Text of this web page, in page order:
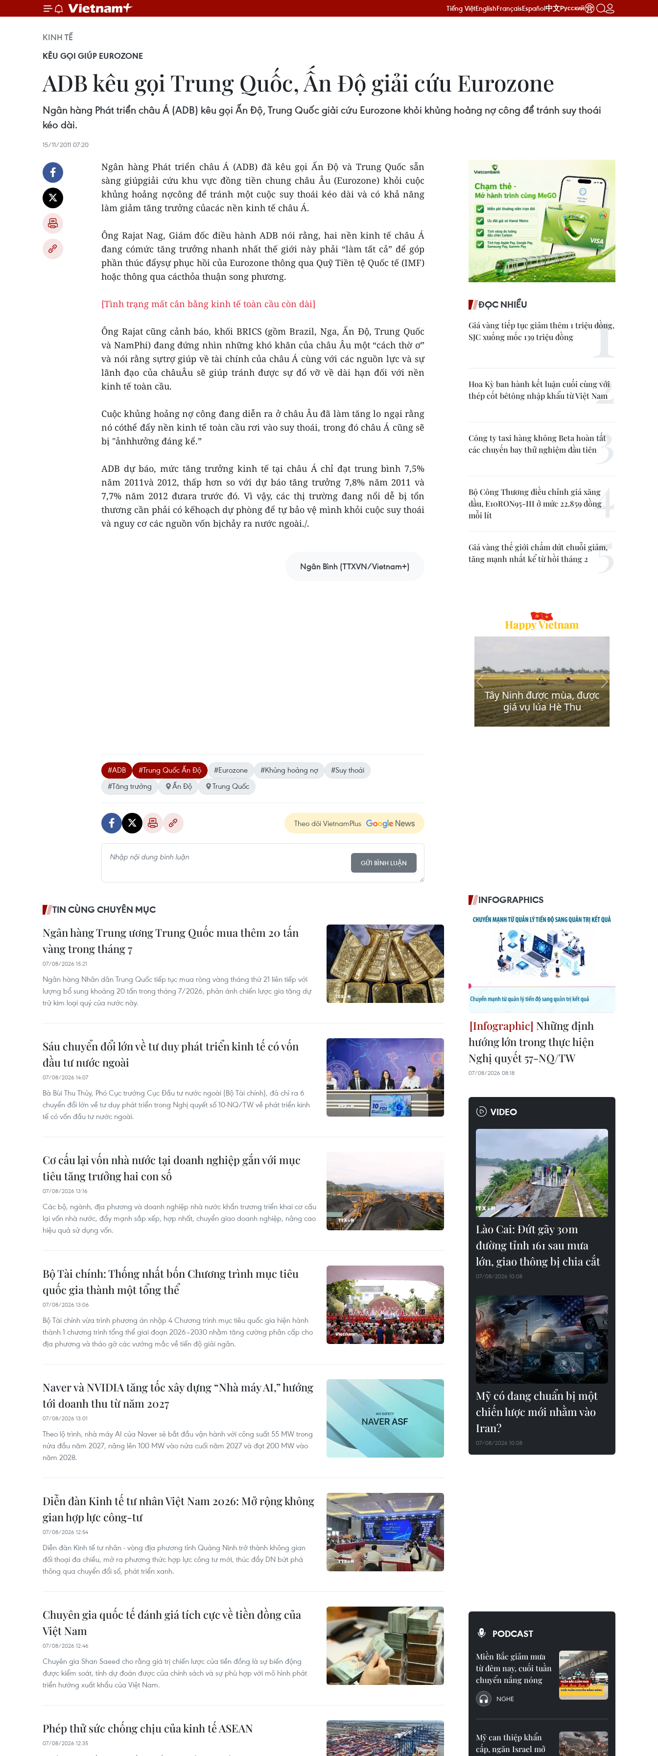
Tiếng ViệtEnglishFrançaisEspañol中文Русский
KINH TẾ
KÊU GỌI GIÚP EUROZONE
ADB kêu gọi Trung Quốc, Ấn Độ giải cứu Eurozone
Ngân hàng Phát triển châu Á (ADB) kêu gọi Ấn Độ, Trung Quốc giải cứu Eurozone khỏi khủng hoảng nợ công để tránh suy thoái
kéo dài.
15/11/2011 07:20
Ngân hàng Phát triển châu Á (ADB) đã kêu gọi Ấn Độ và Trung Quốc sẵn
sàng giúpgiải cứu khu vực đồng tiền chung châu Âu (Eurozone) khỏi cuộc
khủng hoảng nợcông để tránh một cuộc suy thoái kéo dài và có khả năng
làm giảm tăng trưởng củacác nền kinh tế châu Á.
Ông Rajat Nag, Giám đốc điều hành ADB nói rằng, hai nền kinh tế châu Á
đang cómức tăng trưởng nhanh nhất thế giới này phải “làm tất cả” để góp
phần thúc đẩysự phục hồi của Eurozone thông qua Quỹ Tiền tệ Quốc tế (IMF)
hoặc thông qua cácthỏa thuận song phương.
[Tình trạng mất cân bằng kinh tế toàn cầu còn dài]
Ông Rajat cũng cảnh báo, khối BRICS (gồm Brazil, Nga, Ấn Độ, Trung Quốc
và NamPhi) đang đứng nhìn những khó khăn của châu Âu một “cách thờ ơ”
và nói rằng sựtrợ giúp về tài chính của châu Á cùng với các nguồn lực và sự
lãnh đạo của châuÂu sẽ giúp tránh được sự đổ vỡ về dài hạn đối với nền
kinh tế toàn cầu.
Cuộc khủng hoảng nợ công đang diễn ra ở châu Âu đã làm tăng lo ngại rằng
nó cóthể đẩy nền kinh tế toàn cầu rơi vào suy thoái, trong đó châu Á cũng sẽ
bị "ảnhhưởng đáng kể.”
ADB dự báo, mức tăng trưởng kinh tế tại châu Á chỉ đạt trung bình 7,5%
năm 2011và 2012, thấp hơn so với dự báo tăng trưởng 7,8% năm 2011 và
7,7% năm 2012 đưara trước đó. Vì vậy, các thị trường đang nổi dễ bị tổn
thương cần phải có kếhoạch dự phòng để tự bảo vệ mình khỏi cuộc suy thoái
và nguy cơ các nguồn vốn bịchảy ra nước ngoài./.
Ngân Bình (TTXVN/Vietnam+)
#ADB #Trung Quốc Ấn Độ #Eurozone #Khủng hoảng nợ
#Suy thoái
#Tăng trưởng
Ấn Độ Trung Quốc
Theo dõi VietnamPlus
GỬI BÌNH LUẬN
TIN CÙNG CHUYÊN MỤC
Ngân hàng Trung ương Trung Quốc mua thêm 20 tấn
vàng trong tháng 7
07/08/2026 15:21
Ngân hàng Nhân dân Trung Quốc tiếp tục mua ròng vàng tháng thứ 21 liên tiếp với
lượng bổ sung khoảng 20 tấn trong tháng 7/2026, phản ánh chiến lược gia tăng dự
trữ kim loại quý của nước này.
Sáu chuyển đổi lớn về tư duy phát triển kinh tế có vốn
đầu tư nước ngoài
07/08/2026 14:07
Bà Bùi Thu Thủy, Phó Cục trưởng Cục Đầu tư nước ngoài (Bộ Tài chính), đã chỉ ra 6
chuyển đổi lớn về tư duy phát triển trong Nghị quyết số 10-NQ/TW về phát triển kinh
tế có vốn đầu tư nước ngoài.
Cơ cấu lại vốn nhà nước tại doanh nghiệp gắn với mục
tiêu tăng trưởng hai con số
07/08/2026 13:16
Các bộ, ngành, địa phương và doanh nghiệp nhà nước khẩn trương triển khai cơ cấu
lại vốn nhà nước, đẩy mạnh sắp xếp, hợp nhất, chuyển giao doanh nghiệp, nâng cao
hiệu quả sử dụng vốn.
Bộ Tài chính: Thống nhất bốn Chương trình mục tiêu
quốc gia thành một tổng thể
07/08/2026 13:06
Bộ Tài chính vừa trình phương án nhập 4 Chương trình mục tiêu quốc gia hiện hành
thành 1 chương trình tổng thể giai đoạn 2026–2030 nhằm tăng cường phân cấp cho
địa phương và tháo gỡ các vướng mắc về tiến độ giải ngân.
Naver và NVIDIA tăng tốc xây dựng “Nhà máy AI,” hướng
tới doanh thu từ năm 2027
07/08/2026 13:01
Theo lộ trình, nhà máy AI của Naver sẽ bắt đầu vận hành với công suất 55 MW trong
nửa đầu năm 2027, nâng lên 100 MW vào nửa cuối năm 2027 và đạt 200 MW vào
năm 2028.
Diễn đàn Kinh tế tư nhân Việt Nam 2026: Mở rộng không
gian hợp lực công-tư
07/08/2026 12:54
Diễn đàn Kinh tế tư nhân - vòng địa phương tỉnh Quảng Ninh trở thành không gian
đối thoại đa chiều, mở ra phương thức hợp lực công tư mới, thúc đẩy DN bứt phá
thông qua chuyển đổi số, phát triển xanh.
Chuyên gia quốc tế đánh giá tích cực về tiền đồng của
Việt Nam
07/08/2026 12:46
Chuyên gia Shan Saeed cho rằng giá trị chiến lược của tiền đồng là sự biến động
được kiểm soát, tính dự đoán được của chính sách và sự phù hợp với mô hình phát
triển hướng xuất khẩu của Việt Nam.
Phép thử sức chống chịu của kinh tế ASEAN
07/08/2026 12:35
ĐỌC NHIỀU
Giá vàng tiếp tục giảm thêm 1 triệu đồng,
SJC xuống mốc 139 triệu đồng
Hoa Kỳ ban hành kết luận cuối cùng với
thép cốt bêtông nhập khẩu từ Việt Nam
Công ty taxi hàng không Beta hoàn tất
các chuyến bay thử nghiệm đầu tiên
Bộ Công Thương điều chỉnh giá xăng
dầu, E10RON95-III ở mức 22.859 đồng
mỗi lít
Giá vàng thế giới chấm dứt chuỗi giảm,
tăng mạnh nhất kể từ hồi tháng 2
INFOGRAPHICS
Những định
hướng lớn trong thực hiện
Nghị quyết 57-NQ/TW
07/08/2026 08:18
VIDEO
Lào Cai: Đứt gãy 30m
đường tỉnh 161 sau mưa
lớn, giao thông bị chia cắt
07/08/2026 10:08
Mỹ có đang chuẩn bị một
chiến lược mới nhằm vào
Iran?
07/08/2026 10:08
PODCAST
Miền Bắc giảm mưa
từ đêm nay, cuối tuần
chuyển nắng nóng
NGHE
Mỹ can thiệp khẩn
cấp, ngăn Israel mở